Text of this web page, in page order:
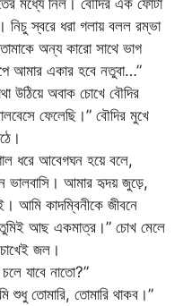
স্বরে ধরা গলায় বলল রম্ভা
অন্য কারো সাথে ভাগ
আমার একার হবে নতুবা…”
উঠিয়ে অবাক চোখে বৌদির
ফেলেছি।” বৌদির মুখে
ধরে আবেগঘন হয়ে বলে,
ভালবাসি। আমার হৃদয় জুড়ে,
কাদম্বিনীকে জীবনে
আছ একমাত্র।” চোখ মেলে
জল।
যাবে নাতো?”
শুধু তোমারি, তোমারি থাকব।”